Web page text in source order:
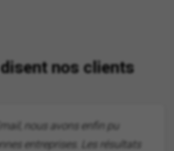
nos clients
nous avons enfin pu
entreprises. Les résultats